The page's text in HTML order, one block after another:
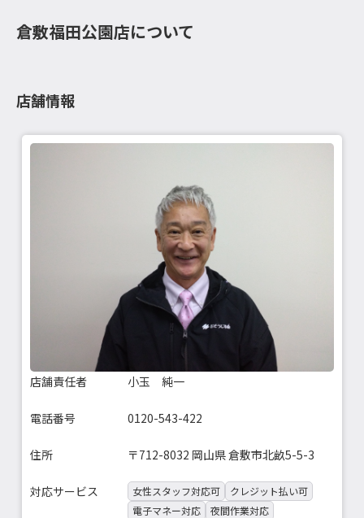
倉敷福田公園店について
店舗情報
店舗責任者 小玉 純一
電話番号 0120-543-422
住所 〒712-8032 岡山県 倉敷市北畝5-5-3
対応サービス 女性スタッフ対応可
クレジット払い可
電子マネー対応
夜間作業対応